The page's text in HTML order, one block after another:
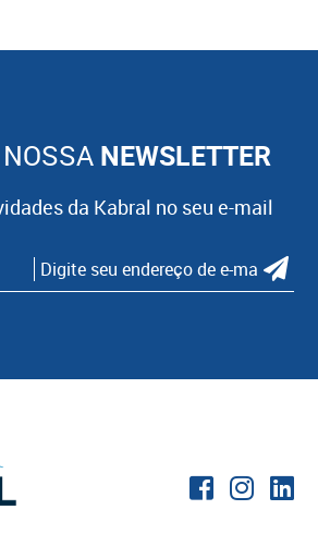
NOSSA NEWSLETTER
da Kabral no seu e-mail